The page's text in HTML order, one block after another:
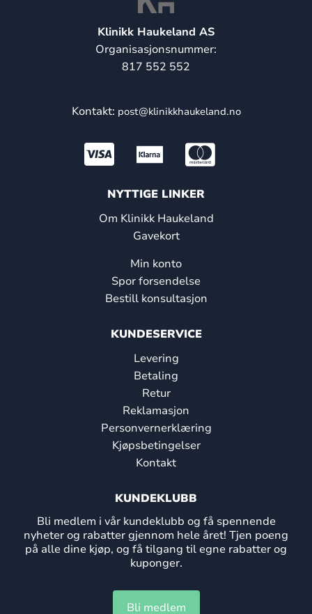
Klinikk Haukeland AS
Organisasjonsnummer:
817 552 552
Kontakt: post@klinikkhaukeland.no
NYTTIGE LINKER
Om Klinikk Haukeland
Gavekort
Min konto
Spor forsendelse
Bestill konsultasjon
KUNDESERVICE
Levering
Betaling
Retur
Reklamasjon
Personvernerklæring
Kjøpsbetingelser
Kontakt
KUNDEKLUBB
Bli medlem i vår kundeklubb og få spennende
nyheter og rabatter gjennom hele året! Tjen poeng
på alle dine kjøp, og få tilgang til egne rabatter og
kuponger.
Bli medlem